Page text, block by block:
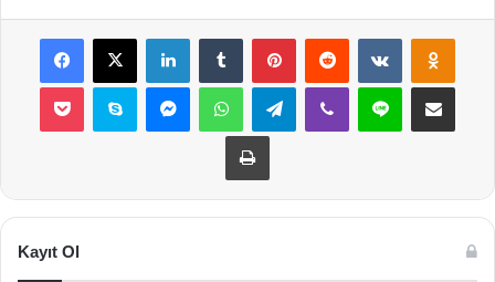
Facebook
X LinkedInTumblr PinterestReddit VKontakte
Pocket Skype MessengerWhatsAppTelegramViber Line E-Posta ile
Yazdır
Kayıt Ol